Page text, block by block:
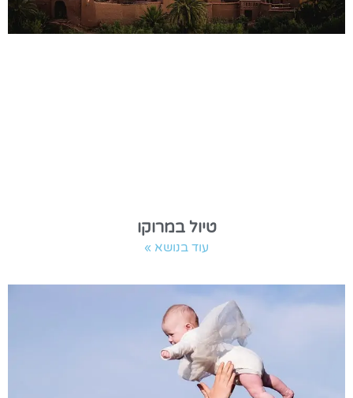
טיול במרוקו
עוד בנושא »